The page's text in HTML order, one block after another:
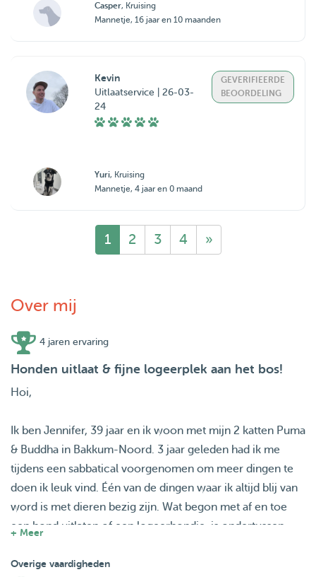
Casper, Kruising
Mannetje, 16 jaar en 10 maanden
Kevin
Uitlaatservice | 26-03-
24
GEVERIFIEERDE
BEOORDELING
Yuri, Kruising
Mannetje, 4 jaar en 0 maand
1 2 3 4 »
Over mij
4 jaren ervaring
Honden uitlaat & fijne logeerplek aan het bos!
Hoi,
Ik ben Jennifer, 39 jaar en ik woon met mijn 2 katten Puma
& Buddha in Bakkum-Noord. 3 jaar geleden had ik me
tijdens een sabbatical voorgenomen om meer dingen te
doen ik leuk vind. Één van de dingen waar ik altijd blij van
word is met dieren bezig zijn. Wat begon met af en toe
een hond uitlaten of een logeerhondje, is ondertussen
ik zou inmiddels ook echt niet anders meer willen! Het
+ Meer
Overige vaardigheden